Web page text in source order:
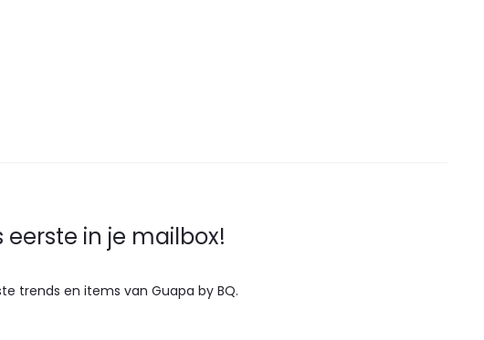
in je mailbox!
trends en items van Guapa by BQ.